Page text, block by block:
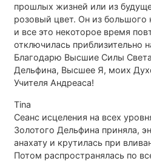
прошлых жизней или из
розовый цвет. Он из большого
и все это некоторое время
отключилась приблизительно
Благодарю Высшие Силы
Дельфина, Высшее Я, моих
Учителя Андреаса!
Tina
Сеанс исцеления на всех
Золотого Дельфина приняла,
анахату и крутилась при
Потом распространялась по